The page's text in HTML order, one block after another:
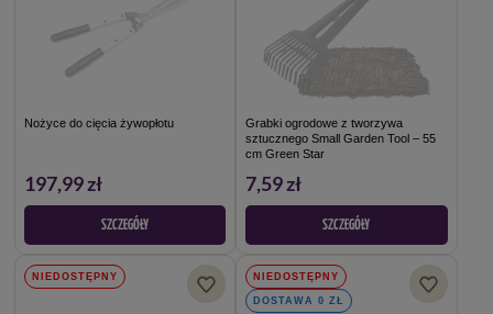
Nożyce do cięcia żywopłotu
197,99 zł
SZCZEGÓŁY
Grabki ogrodowe z tworzywa
sztucznego Small Garden Tool – 55
cm Green Star
7,59 zł
SZCZEGÓŁY
NIEDOSTĘPNY NIEDOSTĘPNY
DOSTAWA 0 ZŁ